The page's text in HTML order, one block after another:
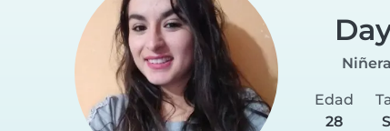
Edad
28